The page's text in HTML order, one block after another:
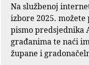
Na službenoj
izbore 2025.
pismo predsjednika
građanima te naći
župane i